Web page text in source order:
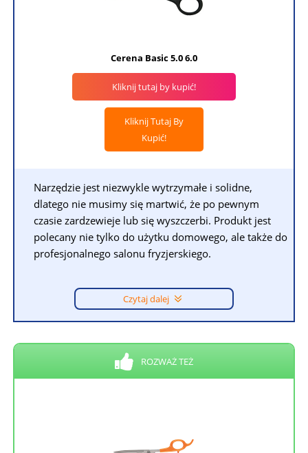
Cerena Basic 5.0 6.0
Kliknij tutaj by kupić!
Kliknij Tutaj By
Kupić!
Narzędzie jest niezwykle wytrzymałe i solidne,
dlatego nie musimy się martwić, że po pewnym
czasie zardzewieje lub się wyszczerbi. Produkt jest
polecany nie tylko do użytku domowego, ale także do
profesjonalnego salonu fryzjerskiego.
Czytaj dalej
ROZWAŻ TEŻ